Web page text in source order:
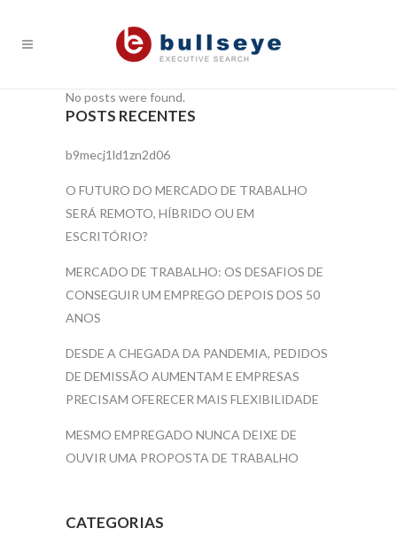
No posts were found.
POSTS RECENTES
b9mecj1ld1zn2d06
O FUTURO DO MERCADO DE TRABALHO
SERÁ REMOTO, HÍBRIDO OU EM
ESCRITÓRIO?
MERCADO DE TRABALHO: OS DESAFIOS DE
CONSEGUIR UM EMPREGO DEPOIS DOS 50
ANOS
DESDE A CHEGADA DA PANDEMIA, PEDIDOS
DE DEMISSÃO AUMENTAM E EMPRESAS
PRECISAM OFERECER MAIS FLEXIBILIDADE
MESMO EMPREGADO NUNCA DEIXE DE
OUVIR UMA PROPOSTA DE TRABALHO
CATEGORIAS